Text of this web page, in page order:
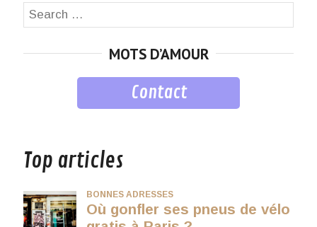
Search
MOTS D’AMOUR
Contact
Top articles